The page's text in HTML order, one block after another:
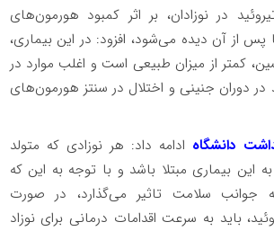
در نوزادان، بر اثر کمبود هورمون‌های
پس از آن دیده می‌شود، افزود: در این بیماری،
کمتر از میزان طبیعی است و اغلب موارد در
در دوران جنینی و اختلال در سنتز هورمون‌های
دانشگاه ادامه داد: هر نوزادی که متولد
بیماری مبتلا باشد و با توجه به این که
جوانب سلامت تاثیر می‌گذارد، در صورت
باید به ‌سرعت اقدامات درمانی برای نوزاد